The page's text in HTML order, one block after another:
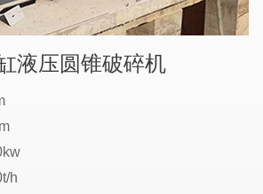
液压圆锥破碎机
h